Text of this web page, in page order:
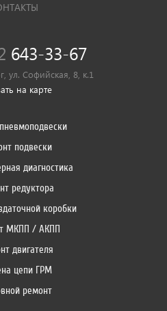
643-33-67
ул. Софийская, 8, к.1
на карте
подвески
диагностика
редуктора
коробки
МКПП / АКПП
двигателя
цепи ГРМ
ремонт